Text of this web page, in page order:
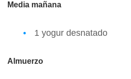
Media mañana
1 yogur desnatado
Almuerzo